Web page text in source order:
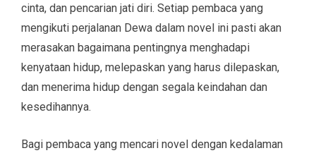
cinta, dan pencarian jati diri. Setiap pembaca yang
mengikuti perjalanan Dewa dalam novel ini pasti akan
merasakan bagaimana pentingnya menghadapi
kenyataan hidup, melepaskan yang harus dilepaskan,
dan menerima hidup dengan segala keindahan dan
kesedihannya.
Bagi pembaca yang mencari novel dengan kedalaman